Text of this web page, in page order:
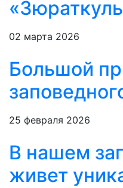
02 марта 2026
Большой
25 февраля 2026
В нашем
живет